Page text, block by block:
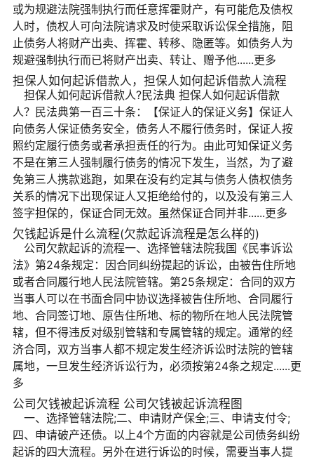
或为规避法院强制执行而任意挥霍财产，有可能危及债权
人时，债权人可向法院请求及时使采取诉讼保全措施，阻
止债务人将财产出卖、挥霍、转移、隐匿等。如债务人为
规避强制执行而已将财产出卖、转让、赠予他......更多
担保人如何起诉借款人，担保人如何起诉借款人流程
担保人如何起诉借款人?民法典 担保人如何起诉借款
人？民法典第一百三十条：【保证人的保证义务】保证人
向债务人保证债务安全，债务人不履行债务时，保证人按
照约定履行债务或者承担责任的行为。由此可知保证义务
不是在第三人强制履行债务的情况下发生，当然，为了避
免第三人携款逃跑，如果在没有约定其与债务人债权债务
关系的情况下出现保证人又拒绝给付的，以及没有第三人
签字担保的，保证合同无效。虽然保证合同并非......更多
欠钱起诉是什么流程(欠款起诉流程是怎么样的)
公司欠款起诉的流程一、选择管辖法院我国《民事诉讼
法》第24条规定：因合同纠纷提起的诉讼，由被告住所地
或者合同履行地人民法院管辖。第25条规定：合同的双方
当事人可以在书面合同中协议选择被告住所地、合同履行
地、合同签订地、原告住所地、标的物所在地人民法院管
辖，但不得违反对级别管辖和专属管辖的规定。通常的经
济合同，双方当事人都不规定发生经济诉讼时法院的管辖
属地，一旦发生经济诉讼行为，必须按第24条之规定......更
多
公司欠钱被起诉流程 公司欠钱被起诉流程图
一、选择管辖法院;二、申请财产保全;三、申请支付令;
四、申请破产还债。以上4个方面的内容就是公司债务纠纷
起诉的四大流程。另外在进行诉讼的时候，需要当事人提